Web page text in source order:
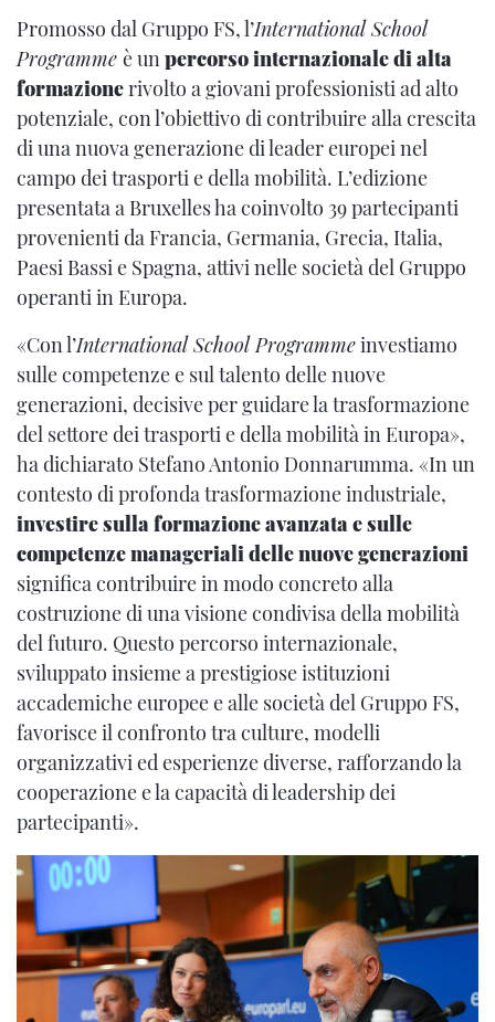
Promosso dal Gruppo FS, l’International School
Programme è un percorso internazionale di alta
formazionerivolto a giovani professionisti ad alto
potenziale, con l’obiettivo di contribuire alla crescita
di una nuova generazione di leader europei nel
campo dei trasporti e della mobilità. L’edizione
presentata a Bruxelles ha coinvolto 39 partecipanti
provenienti da Francia, Germania, Grecia, Italia,
Paesi Bassi e Spagna, attivi nelle società del Gruppo
operanti in Europa.
«Con l’International School Programmeinvestiamo
sulle competenze e sul talento delle nuove
generazioni, decisive per guidare la trasformazione
del settore dei trasporti e della mobilità in Europa»,
ha dichiarato Stefano Antonio Donnarumma. «In un
contesto di profonda trasformazione industriale,
investire sulla formazione avanzata e sulle
competenze manageriali delle nuove generazioni
significa contribuire in modo concreto alla
costruzione di una visione condivisa della mobilità
del futuro. Questo percorso internazionale,
sviluppato insieme a prestigiose istituzioni
accademiche europee e alle società del Gruppo FS,
favorisce il confronto tra culture, modelli
organizzativi ed esperienze diverse, rafforzando la
cooperazione e la capacità di leadership dei
partecipanti».